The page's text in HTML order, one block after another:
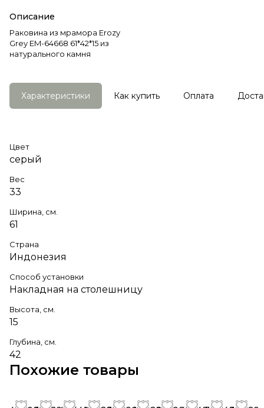
Описание
Раковина из мрамора Erozy
Grey EM-64668 61*42*15 из
натурального камня
Характеристики Как купить Оплата
Цвет
серый
Вес
33
Ширина, см.
61
Страна
Индонезия
Способ установки
Накладная на столешницу
Высота, см.
15
Глубина, см.
42
Похожие товары